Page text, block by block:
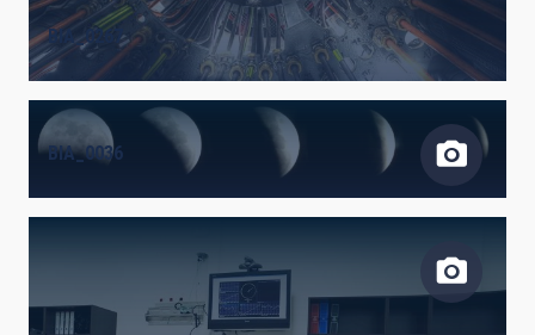
BIA_0267
BIA_0036